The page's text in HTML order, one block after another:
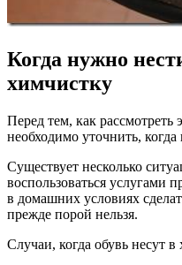
Когда нужно
химчистку
Перед тем, как
необходимо уточнить,
Существует несколько
воспользоваться услугами
в домашних условиях
прежде порой нельзя.
Случаи, когда обувь несут в